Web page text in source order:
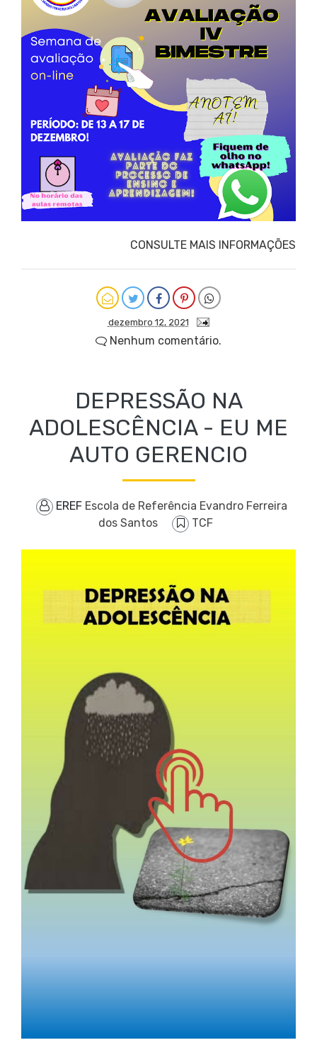
CONSULTE MAIS INFORMAÇÕES
dezembro 12, 2021
Nenhum comentário.
DEPRESSÃO NA
ADOLESCÊNCIA - EU ME
AUTO GERENCIO
EREF Escola de Referência Evandro Ferreira
dos Santos
TCF